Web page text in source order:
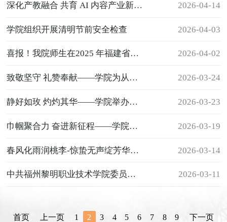
深化产教融合 共育 AI 内容产业新人才 2026-04-14
学院组织开展清明节前安全检查 2026-04-03
喜报！我院师生在2025 年福建省农村电子商务师职业技能竞赛中喜获佳绩 2026-04-02
致敬坚守 礼赞奉献——学院为从教十年以上教职工颁荣誉证书 2026-03-24
静好如玫 灼灼其华——学院举办女性成长沙龙活动 2026-03-23
巾帼聚合力 奋进新征程——学院妇联成立大会暨第一次妇女代表大会圆满召开 2026-03-19
春风化雨润桃李-惊蛰无声绽芳华——福州黎明职业技术学院工会庆祝“三八妇女节”集体观影活动 2026-03-14
中共福州黎明职业技术学院委员会召开树立和践行正确政绩观学习教育动员部署会 2026-03-11
首页 上一页 1 2 3 4 5 6 7 8 9
下一页